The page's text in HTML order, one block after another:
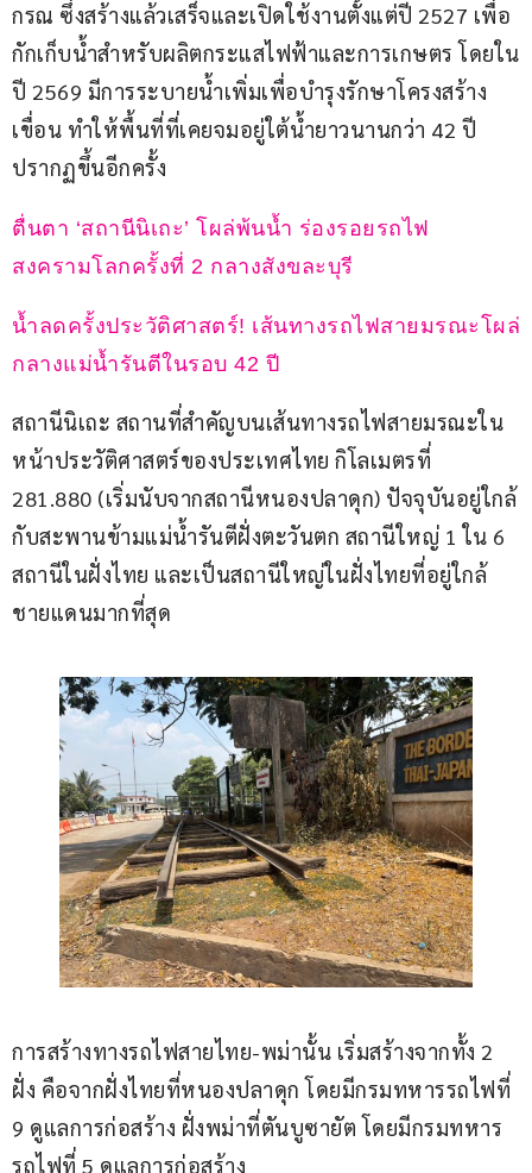
กรณ ซึ่งสร้างแล้วเสร็จและเปิดใช้งานตั้งแต่ปี 2527 เพื่อ
กักเก็บน้ำสำหรับผลิตกระแสไฟฟ้าและการเกษตร โดยใน
ปี 2569 มีการระบายน้ำเพิ่มเพื่อบำรุงรักษาโครงสร้าง
เขื่อน ทำให้พื้นที่ที่เคยจมอยู่ใต้น้ำยาวนานกว่า 42 ปี
ปรากฏขึ้นอีกครั้ง
ตื่นตา ‘สถานีนิเถะ’ โผล่พ้นน้ำ ร่องรอยรถไฟ
สงครามโลกครั้งที่ 2 กลางสังขละบุรี
น้ำลดครั้งประวัติศาสตร์! เส้นทางรถไฟสายมรณะโผล่
กลางแม่น้ำรันตีในรอบ 42 ปี
สถานีนิเถะ สถานที่สำคัญบนเส้นทางรถไฟสายมรณะใน
หน้าประวัติศาสตร์ของประเทศไทย กิโลเมตรที่
281.880 (เริ่มนับจากสถานีหนองปลาดุก) ปัจจุบันอยู่ใกล้
กับสะพานข้ามแม่น้ำรันตีฝั่งตะวันตก สถานีใหญ่ 1 ใน 6
สถานีในฝั่งไทย และเป็นสถานีใหญ่ในฝั่งไทยที่อยู่ใกล้
ชายแดนมากที่สุด
การสร้างทางรถไฟสายไทย-พม่านั้น เริ่มสร้างจากทั้ง 2
ฝั่ง คือจากฝั่งไทยที่หนองปลาดุก โดยมีกรมทหารรถไฟที่
9 ดูแลการก่อสร้าง ฝั่งพม่าที่ตันบูซายัต โดยมีกรมทหาร
รถไฟที่ 5 ดูแลการก่อสร้าง